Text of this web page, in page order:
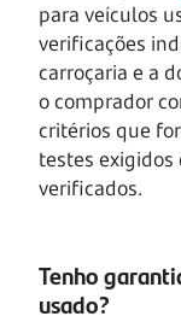
para veículos
verificações
carroçaria e a
o comprador
critérios que
testes exigidos
verificados.
Tenho
usado?